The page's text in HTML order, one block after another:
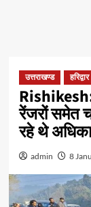
उत्तराखण्ड हरिद्वार
Rishikesh:
रेंजरों समेत
रहे थे
admin 8